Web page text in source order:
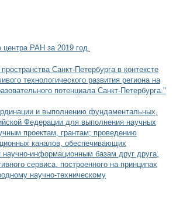
центра РАН за 2019 год.
Санкт-Петербурга в контексте
технологического развития региона на
потенциала Санкт-Петербурга."
и выполнению фундаментальных,
Федерации для выполнения научных
проектам, грантам; проведению
каналов, обеспечивающих
информационным базам друг друга,
сервиса, построенного на принципах
научно-техническому